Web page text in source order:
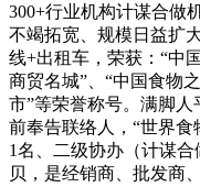
300+行业机构计谋合做
不竭拓宽、规模日益扩
线+出租车，荣获：“中
商贸名城”、“中国食物
市”等荣誉称号。满脚
前奉告联络人，“世界食
1名、二级协办（计谋
贝，是经销商、批发商